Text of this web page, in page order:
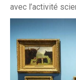
avec l’activité